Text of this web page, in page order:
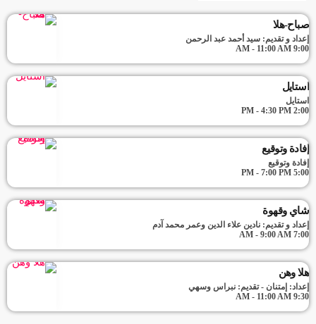
صباح-هلا
إعداد و تقديم: سيد أحمد عبد الرحمن
9:00 AM - 11:00 AM
استايل
استايل
2:00 PM - 4:30 PM
إفادة وتوقيع
إفادة وتوقيع
5:00 PM - 7:00 PM
شاي وقهوة
إعداد و تقديم: نادين علاء الدين وعمر محمد آدم
7:00 AM - 9:00 AM
هلا وهن
إعداد: إمتنان - تقديم: نبراس وسهي
9:30 AM - 11:00 AM